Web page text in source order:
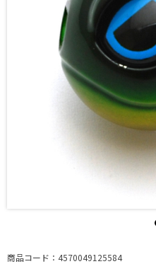
商品コード：4570049125584